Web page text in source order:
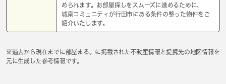
められます。お部屋探しをスムーズに進めるために、
城南コミュニティが行田市にある条件の整った物件をご
紹介いたします。
※過去から現在までに部屋まる。に掲載された不動産情報と提携先の地図情報を
元に生成した参考情報です。